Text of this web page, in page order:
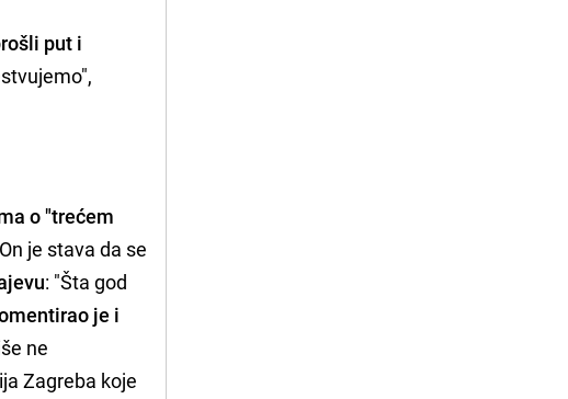
put i
o "trećem
je stava da se
: "Šta god
je i
ne
Zagreba koje